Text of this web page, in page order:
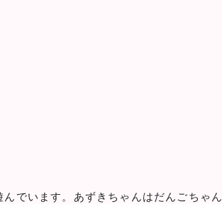
でいます。あずきちゃんはだんごちゃん